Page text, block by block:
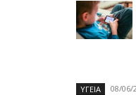
ΥΓΕΙΑ 08/06/